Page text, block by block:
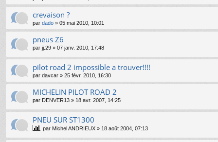
crevaison ?
par dado » 05 mai 2010, 10:01
pneus Z6
par jj.29 » 07 janv. 2010, 17:48
pilot road 2 impossible a trouver!!!!
par davcar » 25 févr. 2010, 16:30
MICHELIN PILOT ROAD 2
par DENVER13 » 18 avr. 2007, 14:25
PNEU SUR ST1300
par Michel ANDRIEUX » 18 août 2004, 07:13